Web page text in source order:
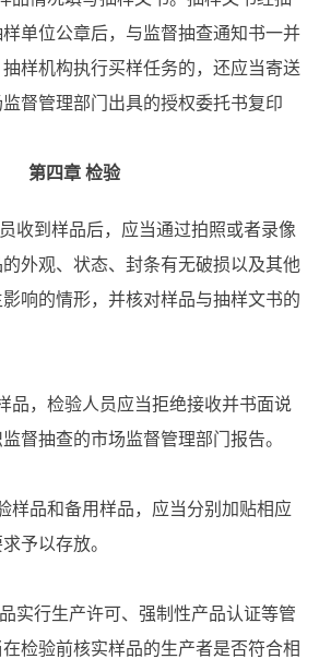
单位公章后，与监督抽查通知书一并
样机构执行买样任务的，还应当寄送
督管理部门出具的授权委托书复印
第四章 检验
收到样品后，应当通过拍照或者录像
外观、状态、封条有无破损以及其他
响的情形，并核对样品与抽样文书的
品，检验人员应当拒绝接收并书面说
督抽查的市场监督管理部门报告。
样品和备用样品，应当分别加贴相应
予以存放。
实行生产许可、强制性产品认证等管
检验前核实样品的生产者是否符合相